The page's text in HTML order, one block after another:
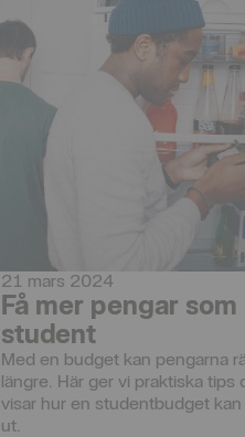
21 mars 2024
Få mer pengar som
student
Med en budget kan pengarna
längre. Här ger vi praktiska tips
visar hur en studentbudget kan
ut.